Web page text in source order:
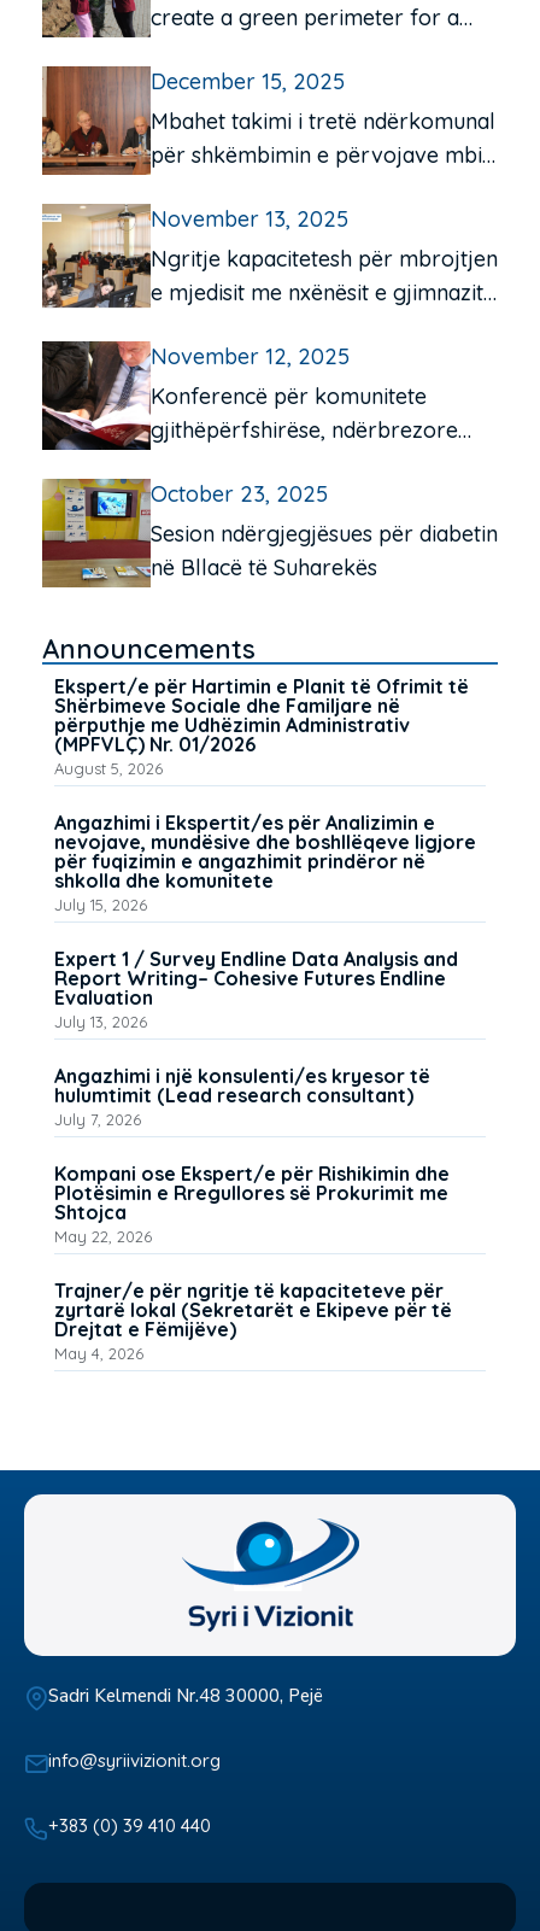
create a green perimeter for a
December 15, 2025
Mbahet takimi i tretë ndërkomunal
për shkëmbimin e përvojave mbi
komunitetit për moshën e tretë
November 13, 2025
Ngritje kapacitetesh për mbrojtjen
e mjedisit me nxënësit e gjimnazit
November 12, 2025
Konferencë për komunitete
gjithëpërfshirëse, ndërbrezore
Pejë e Istog
October 23, 2025
Sesion ndërgjegjësues për diabetin
në Bllacë të Suharekës
Announcements
Ekspert/e për Hartimin e Planit të Ofrimit të
Shërbimeve Sociale dhe Familjare në
përputhje me Udhëzimin Administrativ
(MPFVLÇ) Nr. 01/2026
August 5, 2026
Angazhimi i Ekspertit/es për Analizimin e
nevojave, mundësive dhe boshllëqeve ligjore
për fuqizimin e angazhimit prindëror në
shkolla dhe komunitete
July 15, 2026
Expert 1 / Survey Endline Data Analysis and
Report Writing– Cohesive Futures Endline
Evaluation
July 13, 2026
Angazhimi i një konsulenti/es kryesor të
hulumtimit (Lead research consultant)
July 7, 2026
Kompani ose Ekspert/e për Rishikimin dhe
Plotësimin e Rregullores së Prokurimit me
Shtojca
May 22, 2026
Trajner/e për ngritje të kapaciteteve për
zyrtarë lokal (Sekretarët e Ekipeve për të
Drejtat e Fëmijëve)
May 4, 2026
Sadri Kelmendi Nr.48 30000, Pejë
info@syriivizionit.org
+383 (0) 39 410 440